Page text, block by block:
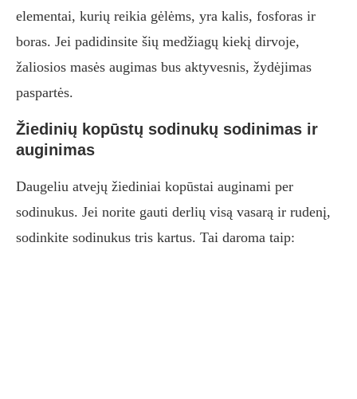
elementai, kurių reikia gėlėms, yra kalis, fosforas ir
boras. Jei padidinsite šių medžiagų kiekį dirvoje,
žaliosios masės augimas bus aktyvesnis, žydėjimas
paspartės.
Žiedinių kopūstų sodinukų sodinimas ir
auginimas
Daugeliu atvejų žiediniai kopūstai auginami per
sodinukus. Jei norite gauti derlių visą vasarą ir rudenį,
sodinkite sodinukus tris kartus. Tai daroma taip: